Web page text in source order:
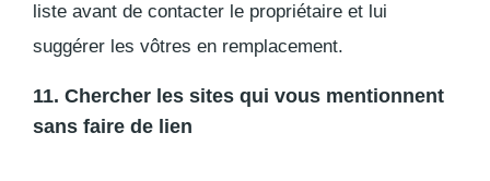
liste avant de contacter le propriétaire et lui
suggérer les vôtres en remplacement.
11. Chercher les sites qui vous mentionnent
sans faire de lien